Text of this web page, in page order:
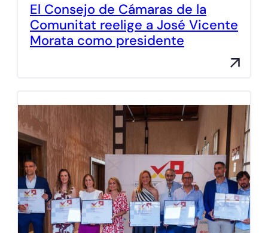
El Consejo de Cámaras de la
Comunitat reelige a José Vicente
Morata como presidente